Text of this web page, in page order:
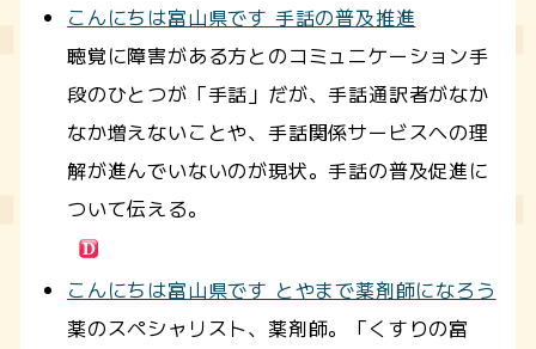
こんにちは富山県です 手話の普及推進
聴覚に障害がある方とのコミュニケーション手
段のひとつが「手話」だが、手話通訳者がなか
なか増えないことや、手話関係サービスへの理
解が進んでいないのが現状。手話の普及促進に
ついて伝える。
こんにちは富山県です とやまで薬剤師になろう
薬のスペシャリスト、薬剤師。「くすりの富